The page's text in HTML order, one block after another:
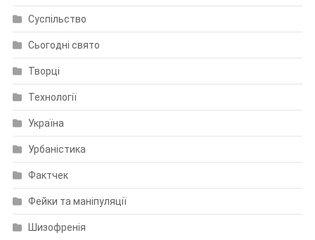
Суспільство
Сьогодні свято
Творці
Технології
Україна
Урбаністика
Фактчек
Фейки та маніпуляції
Шизофренія